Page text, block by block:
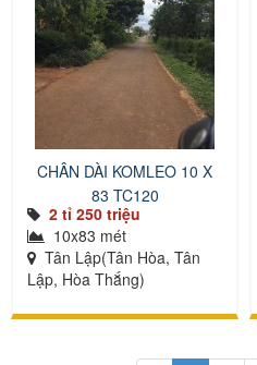
CHÂN DÀI KOMLEO 10 X
83 TC120
2 tỉ 250 triệu
10x83 mét
Tân Lập(Tân Hòa, Tân
Lập, Hòa Thắng)